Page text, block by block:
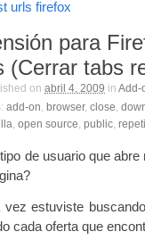
urls firefox
para
(Cerrar tabs
on abril 4, 2009 in Add-
add-on, browser, close,
, open source, public,
de usuario que
vez estuviste
cada oferta que